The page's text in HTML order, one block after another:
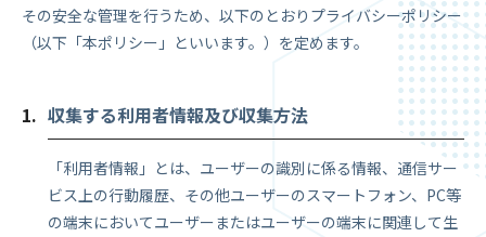
その安全な管理を行うため、以下のとおりプライバシーポリシー
（以下「本ポリシー」といいます。）を定めます。
収集する利用者情報及び収集方法
「利用者情報」とは、ユーザーの識別に係る情報、通信サー
ビス上の行動履歴、その他ユーザーのスマートフォン、PC等
の端末においてユーザーまたはユーザーの端末に関連して生